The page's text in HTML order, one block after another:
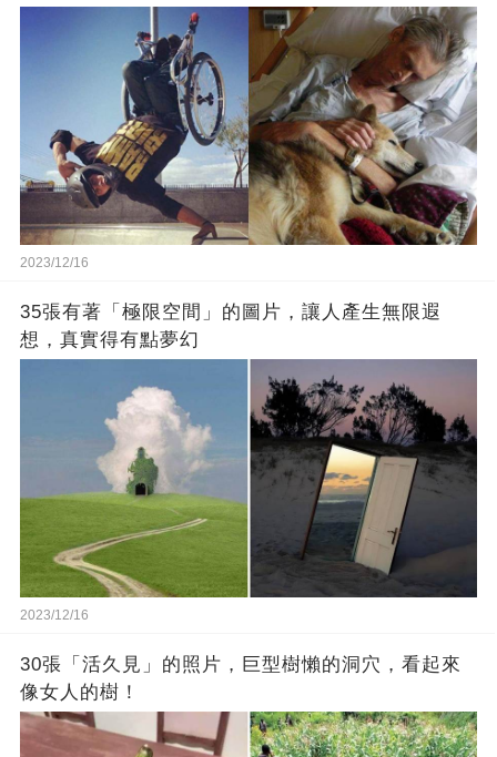
2023/12/16
35張有著「極限空間」的圖片，讓人產生無限遐
想，真實得有點夢幻
2023/12/16
30張「活久見」的照片，巨型樹懶的洞穴，看起來
像女人的樹！